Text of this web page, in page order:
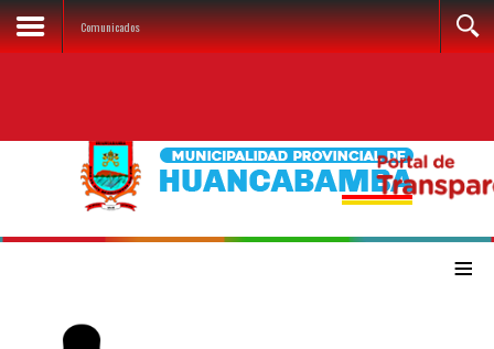
Comunicados
≡